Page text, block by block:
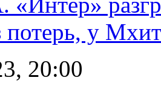
потерь, у
20:00